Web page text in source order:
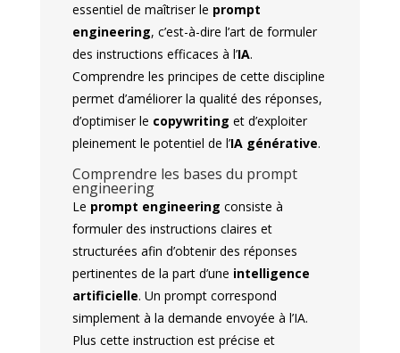
essentiel de maîtriser le prompt
engineering, c’est-à-dire l’art de formuler
des instructions efficaces à l’IA.
Comprendre les principes de cette discipline
permet d’améliorer la qualité des réponses,
d’optimiser le copywriting et d’exploiter
pleinement le potentiel de l’IA générative.
Comprendre les bases du prompt
engineering
Le prompt engineering consiste à
formuler des instructions claires et
structurées afin d’obtenir des réponses
pertinentes de la part d’une intelligence
artificielle. Un prompt correspond
simplement à la demande envoyée à l’IA.
Plus cette instruction est précise et